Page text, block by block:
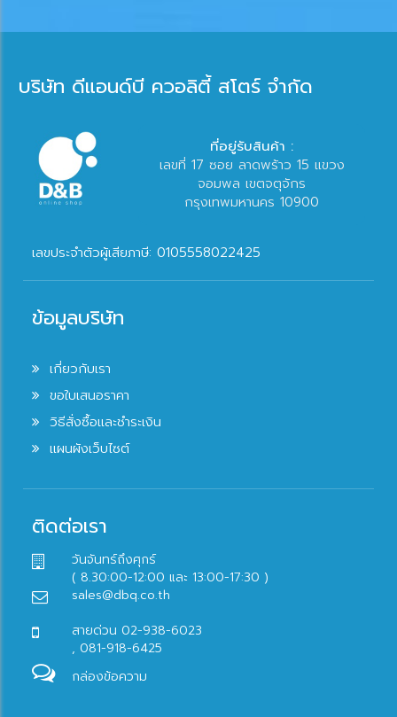
บริษัท ดีแอนด์บี ควอลิตี้ สโตร์ จำกัด
ที่อยู่รับสินค้า :
เลขที่ 17 ซอย ลาดพร้าว 15 แขวง
จอมพล เขตจตุจักร
กรุงเทพมหานคร 10900
เลขประจำตัวผู้เสียภาษี: 0105558022425
ข้อมูลบริษัท
เกี่ยวกับเรา
ขอใบเสนอราคา
วิธีสั่งซื้อและชำระเงิน
แผนผังเว็บไซต์
ติดต่อเรา
วันจันทร์ถึงศุกร์
( 8.30:00-12:00 และ 13:00-17:30 )
sales@dbq.co.th
สายด่วน 02-938-6023
, 081-918-6425
กล่องข้อความ